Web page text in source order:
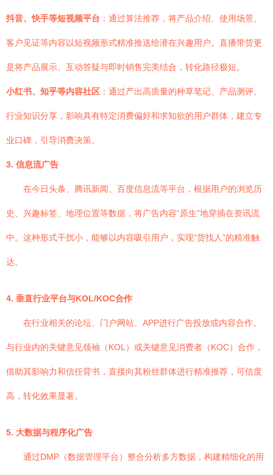
抖音、快手等短视频平台 ：通过算法推荐，将产品介绍、使用场景、
客户见证等内容以短视频形式精准推送给潜在兴趣用户。直播带货更
是将产品展示、互动答疑与即时销售完美结合，转化路径极短。
小红书、知乎等内容社区 ：通过产出高质量的种草笔记、产品测评、
行业知识分享，影响具有特定消费偏好和求知欲的用户群体，建立专
业口碑，引导消费决策。
3. 信息流广告
在今日头条、腾讯新闻、百度信息流等平台，根据用户的浏览历
史、兴趣标签、地理位置等数据，将广告内容“原生”地穿插在资讯流
中。这种形式干扰小，能够以内容吸引用户，实现“货找人”的精准触
达。
4. 垂直行业平台与KOL/KOC合作
在行业相关的论坛、门户网站、APP进行广告投放或内容合作。
与行业内的关键意见领袖（KOL）或关键意见消费者（KOC）合作，
借助其影响力和信任背书，直接向其粉丝群体进行精准推荐，可信度
高，转化效果显著。
5. 大数据与程序化广告
通过DMP（数据管理平台）整合分析多方数据，构建精细化的用